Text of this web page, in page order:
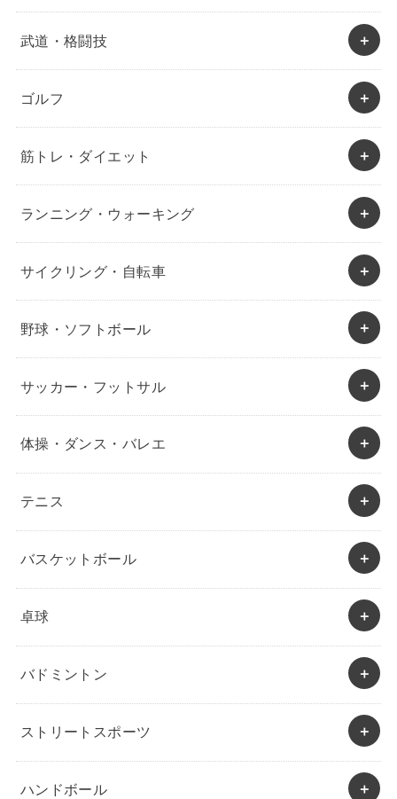
武道・格闘技
ゴルフ
筋トレ・ダイエット
ランニング・ウォーキング
サイクリング・自転車
野球・ソフトボール
サッカー・フットサル
体操・ダンス・バレエ
テニス
バスケットボール
卓球
バドミントン
ストリートスポーツ
ハンドボール